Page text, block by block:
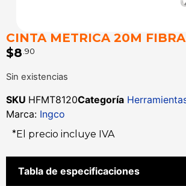
CINTA METRICA 20M
$8 .90
Sin existencias
SKU HFMT8120Categoría
Marca: Ingco
*El precio incluye IVA
Tabla de especificaciones